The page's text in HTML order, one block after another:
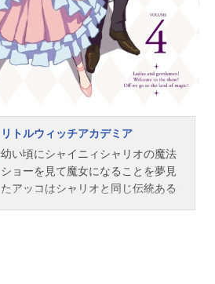
雅将アニメーション制作：東映アニ
メーション主題歌OP：「ハピネスチ
ャージプリキュア！WOW!」仲谷明
香ED...
リトルウィッチアカデミア
幼い頃にシャイニィシャリオの魔法
ショーを見て魔女になることを夢見
たアッコはシャリオと同じ伝統ある